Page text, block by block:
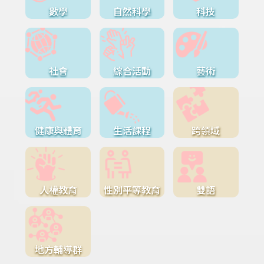
數學 自然科學 科技
社會 綜合活動 藝術
健康與體育 生活課程 跨領域
人權教育 性別平等教育 雙語
地方輔導群